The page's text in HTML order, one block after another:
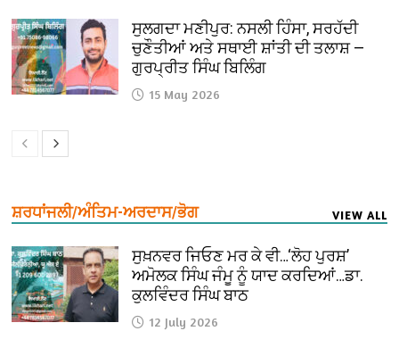
ਸੁਲਗਦਾ ਮਣੀਪੁਰ: ਨਸਲੀ ਹਿੰਸਾ, ਸਰਹੱਦੀ
ਚੁਣੌਤੀਆਂ ਅਤੇ ਸਥਾਈ ਸ਼ਾਂਤੀ ਦੀ ਤਲਾਸ਼ —
ਗੁਰਪ੍ਰੀਤ ਸਿੰਘ ਬਿਲਿੰਗ
15 May 2026
ਸ਼ਰਧਾਂਜਲੀ/ਅੰਤਿਮ-ਅਰਦਾਸ/ਭੋਗ VIEW ALL
ਸੁਖ਼ਨਵਰ ਜਿਓਣ ਮਰ ਕੇ ਵੀ…‘ਲੋਹ ਪੁਰਸ਼’
ਅਮੋਲਕ ਸਿੰਘ ਜੰਮੂ ਨੂੰ ਯਾਦ ਕਰਦਿਆਂ…ਡਾ.
ਕੁਲਵਿੰਦਰ ਸਿੰਘ ਬਾਠ
12 July 2026